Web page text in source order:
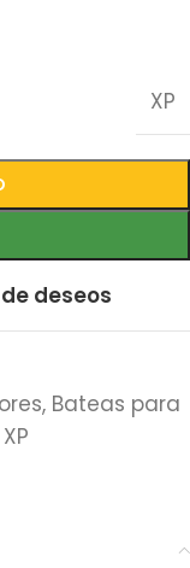
XP
deseos
, Bateas para
XP